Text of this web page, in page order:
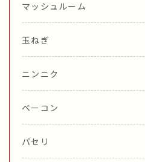
マッシュルーム
玉ねぎ
ニンニク
ベーコン
パセリ